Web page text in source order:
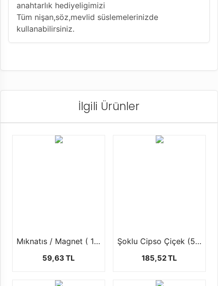
anahtarlık hediyeligimizi
Tüm nişan,söz,mevlid süslemelerinizde
kullanabilirsiniz.
İlgili Ürünler
Mıknatıs / Magnet ( 1 Paket 70 ad )
59,63 TL
Şoklu Cipso Çiçek (50Ggr / 50 cm )
185,52 TL